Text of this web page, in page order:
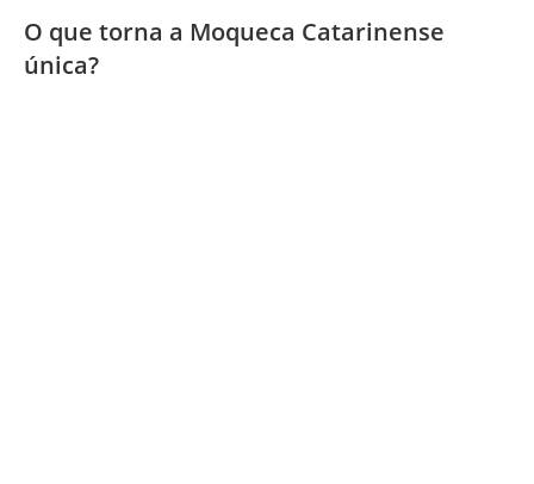
O que torna a Moqueca Catarinense
única?